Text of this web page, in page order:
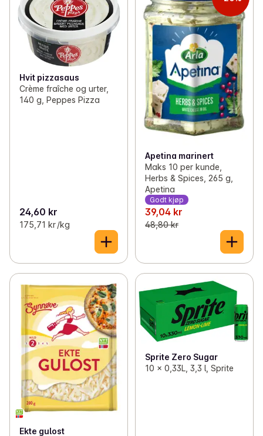
Hvit pizzasaus
Crème fraîche og urter,
140 g, Peppes Pizza
24,60 kr
175,71 kr /kg
Apetina marinert
Maks 10 per kunde,
Herbs & Spices, 265 g,
Apetina
Godt kjøp
39,04 kr
48,80 kr
Ekte gulost
Sprite Zero Sugar
10 x 0,33L, 3,3 l, Sprite